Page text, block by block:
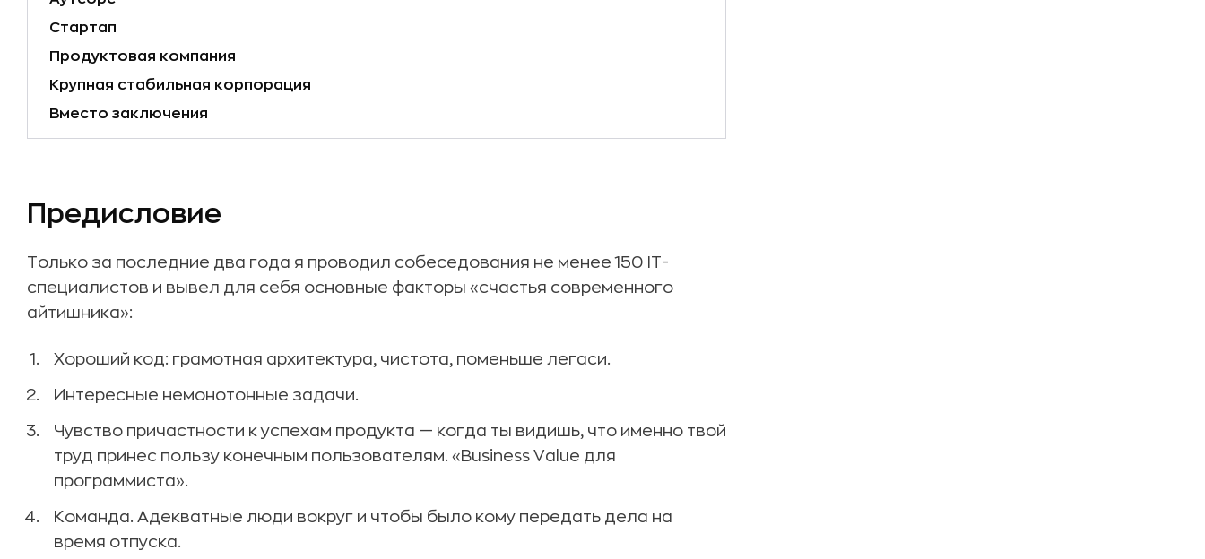
Стартап
Продуктовая компания
Крупная стабильная корпорация
Вместо заключения
Предисловие
Только за последние два года я проводил собеседования не менее 150 IT-
специалистов и вывел для себя основные факторы «счастья современного
айтишника»:
Хороший код: грамотная архитектура, чистота, поменьше легаси.
Интересные немонотонные задачи.
Чувство причастности к успехам продукта — когда ты видишь, что именно твой
труд принес пользу конечным пользователям. «Business Value для
программиста».
Команда. Адекватные люди вокруг и чтобы было кому передать дела на
время отпуска.